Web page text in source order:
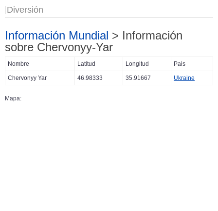
Diversión
Información Mundial > Información
sobre Chervonyy-Yar
Nombre Latitud Longitud Pais
Chervonyy Yar 46.98333 35.91667 Ukraine
Mapa: